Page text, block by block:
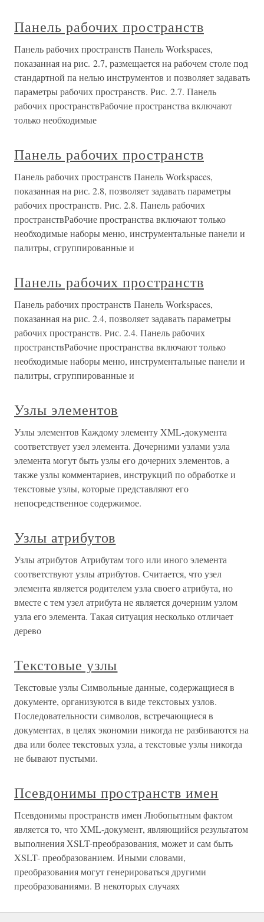
Панель рабочих пространств
Панель рабочих пространств Панель Workspaces,
показанная на рис. 2.7, размещается на рабочем столе под
стандартной па нелью инструментов и позволяет задавать
параметры рабочих пространств. Рис. 2.7. Панель
рабочих пространствРабочие пространства включают
только необходимые
Панель рабочих пространств
Панель рабочих пространств Панель Workspaces,
показанная на рис. 2.8, позволяет задавать параметры
рабочих пространств. Рис. 2.8. Панель рабочих
пространствРабочие пространства включают только
необходимые наборы меню, инструментальные панели и
палитры, сгруппированные и
Панель рабочих пространств
Панель рабочих пространств Панель Workspaces,
показанная на рис. 2.4, позволяет задавать параметры
рабочих пространств. Рис. 2.4. Панель рабочих
пространствРабочие пространства включают только
необходимые наборы меню, инструментальные панели и
палитры, сгруппированные и
Узлы элементов
Узлы элементов Каждому элементу XML-документа
соответствует узел элемента. Дочерними узлами узла
элемента могут быть узлы его дочерних элементов, а
также узлы комментариев, инструкций по обработке и
текстовые узлы, которые представляют его
непосредственное содержимое.
Узлы атрибутов
Узлы атрибутов Атрибутам того или иного элемента
соответствуют узлы атрибутов. Считается, что узел
элемента является родителем узла своего атрибута, но
вместе с тем узел атрибута не является дочерним узлом
узла его элемента. Такая ситуация несколько отличает
дерево
Текстовые узлы
Текстовые узлы Символьные данные, содержащиеся в
документе, организуются в виде текстовых узлов.
Последовательности символов, встречающиеся в
документах, в целях экономии никогда не разбиваются на
два или более текстовых узла, а текстовые узлы никогда
не бывают пустыми.
Псевдонимы пространств имен
Псевдонимы пространств имен Любопытным фактом
является то, что XML-документ, являющийся результатом
выполнения XSLT-преобразования, может и сам быть
XSLT- преобразованием. Иными словами,
преобразования могут генерироваться другими
преобразованиями. В некоторых случаях